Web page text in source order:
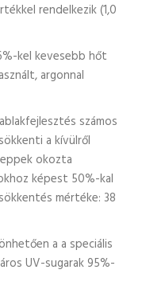
rendelkezik (1,0
kel kevesebb hőt
argonnal
számos
a kívülről
okozta
képest 50%-kal
mértéke: 38
a a speciális
UV-sugarak 95%-